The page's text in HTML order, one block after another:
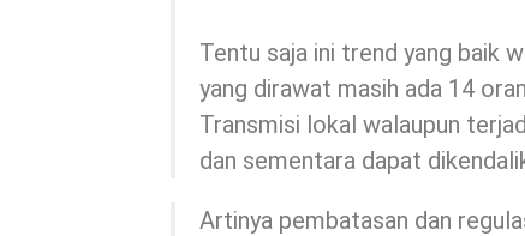
Tentu saja ini trend yang baik
yang dirawat masih ada 14
Transmisi lokal walaupun
dan sementara dapat
Artinya pembatasan dan